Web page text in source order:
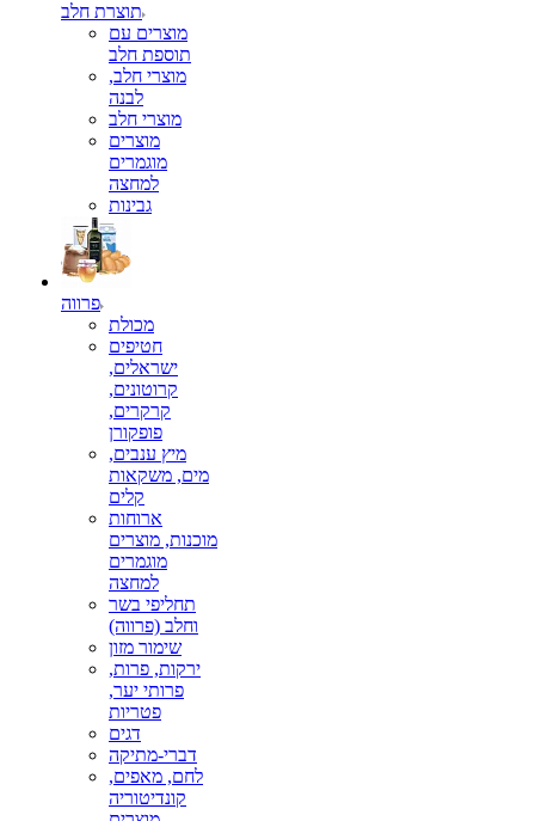
תוצרת חלב
מוצרים עם
תוספת חלב
מוצרי חלב,
לבנה
מוצרי חלב
מוצרים
מוגמרים
למחצה
גבינות
פרווה
מכולת
חטיפים
ישראלים,
קרוטונים,
קרקרים,
פופקורן
מיץ ענבים,
מים, משקאות
קלים
ארוחות
מוכנות, מוצרים
מוגמרים
למחצה
תחליפי בשר
וחלב (פרווה)
שימור מזון
ירקות, פרות,
פרותי יער,
פטריות
דגים
דברי-מתיקה
לחם, מאפים,
קונדיטוריה